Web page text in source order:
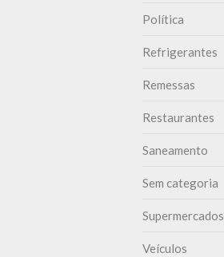
Política
Refrigerantes
Remessas
Restaurantes
Saneamento
Sem categoria
Supermercados
Veículos